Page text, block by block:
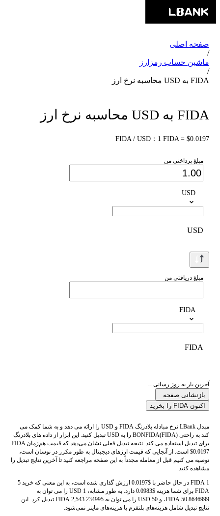
صفحه اصلی
/
ماشین حساب رمزارز
/
FIDA به USD محاسبه نرخ ارز
FIDA به USD محاسبه نرخ ارز
FIDA / USD：1 FIDA = $0.0197
مبلغ پرداختی من
USD
USD
مبلغ دریافتی من
FIDA
FIDA
آخرین بار به روز رسانی --
بازنشانی صفحه
اکنون FIDA را بخرید
مبدل LBank نرخ مبادله بلادرنگ FIDA و USD را ارائه می دهد و به شما کمک می
کند به راحتی BONFIDA(FIDA) را به USD تبدیل کنید. این ابزار از داده های بلادرنگ
برای تبدیل استفاده می کند. نتیجه تبدیل فعلی نشان می‌دهد که قیمت هم‌زمان FIDA
$0.0197 است. از آنجایی که قیمت ارزهای دیجیتال به طور مکرر در نوسان است،
توصیه می کنیم قبل از معامله مجدداً به این صفحه مراجعه کنید تا آخرین نتایج تبدیل را
مشاهده کنید.
1 FIDA در حال حاضر با $0.0197 ارزش گذاری شده است، به این معنی که خرید 5
FIDA برای شما هزینه $0.0983 دارد. به طور مشابه، 1 USD را می توان به
50.8646999 FIDA، و 50 USD را می توان به 2,543.234995 FIDA تبدیل کرد. این
نتایج تبدیل شامل هزینه‌های پلتفرم یا هزینه‌های ماینر نمی‌شود.